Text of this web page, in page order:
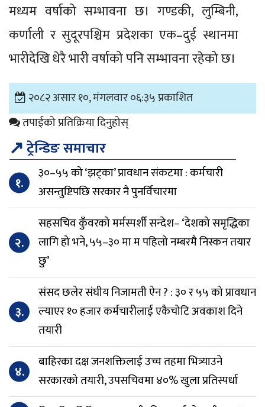
मध्यम वर्षाको सम्भावना छ। गण्डकी, लुम्बिनी,
कर्णाली र सुदूरपश्चिम प्रदेशका एक–दुई स्थानमा
भारीदेखि धेरै भारी वर्षाको पनि सम्भावना रहेको छ।
२०८२ असार १०, मंगलवार ०६:३५ प्रकाशित
तपाईको प्रतिक्रिया दिनुहोस्
↗ट्रेन्डिङ समाचार
१.
३०–५५ को ‘झट्का’ प्रावधान संकटमा : कर्मचारी
असन्तुष्टिपछि सरकार नै पुनर्विचारमा
२.
सहसचिव कुँवरको मर्मस्पर्शी सन्देश– ‘देशको समृद्धिका
लागि हो भने, ५५–३० मा म पहिलो नम्बरमै निस्कन तयार
छु’
३.
संसद छलेर संघीय निजामती ऐन ? : ३० र ५५ को प्रावधान
ल्याएर १० हजार कर्मचारीलाई एकैचोटि अवकाश दिने
तयारी
४.
बाहिरका दक्ष जनशक्तिलाई उच्च तहमा भित्र्याउने
सरकारको तयारी, उपसचिवमा ४०% खुला प्रतिस्पर्धा